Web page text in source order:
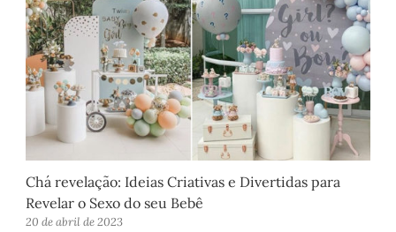
Chá revelação: Ideias Criativas e Divertidas para
Revelar o Sexo do seu Bebê
20 de abril de 2023